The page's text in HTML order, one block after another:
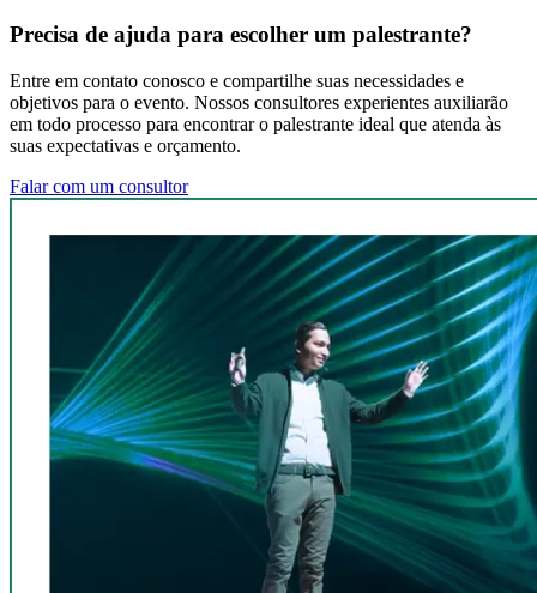
Precisa de ajuda para escolher um palestrante?
Entre em contato conosco e compartilhe suas necessidades e
objetivos para o evento. Nossos consultores experientes auxiliarão
em todo processo para encontrar o palestrante ideal que atenda às
suas expectativas e orçamento.
Falar com um consultor